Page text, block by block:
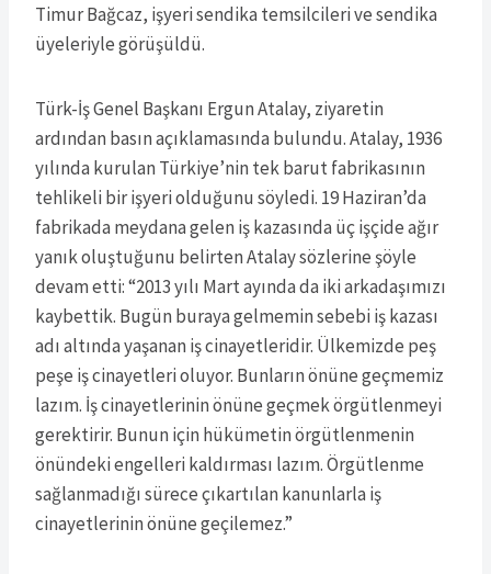
Timur Bağcaz, işyeri sendika temsilcileri ve sendika
üyeleriyle görüşüldü.
Türk-İş Genel Başkanı Ergun Atalay, ziyaretin
ardından basın açıklamasında bulundu. Atalay, 1936
yılında kurulan Türkiye’nin tek barut fabrikasının
tehlikeli bir işyeri olduğunu söyledi. 19 Haziran’da
fabrikada meydana gelen iş kazasında üç işçide ağır
yanık oluştuğunu belirten Atalay sözlerine şöyle
devam etti: “2013 yılı Mart ayında da iki arkadaşımızı
kaybettik. Bugün buraya gelmemin sebebi iş kazası
adı altında yaşanan iş cinayetleridir. Ülkemizde peş
peşe iş cinayetleri oluyor. Bunların önüne geçmemiz
lazım. İş cinayetlerinin önüne geçmek örgütlenmeyi
gerektirir. Bunun için hükümetin örgütlenmenin
önündeki engelleri kaldırması lazım. Örgütlenme
sağlanmadığı sürece çıkartılan kanunlarla iş
cinayetlerinin önüne geçilemez.”